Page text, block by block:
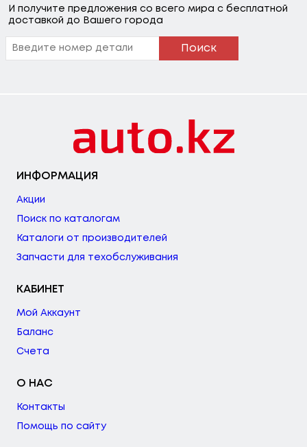
И получите предложения со всего мира с бесплатной
доставкой до Вашего города
Поиск
ИНФОРМАЦИЯ
Акции
Поиск по каталогам
Каталоги от производителей
Запчасти для техобслуживания
КАБИНЕТ
Мой Аккаунт
Баланс
Счета
О НАС
Контакты
Помощь по сайту